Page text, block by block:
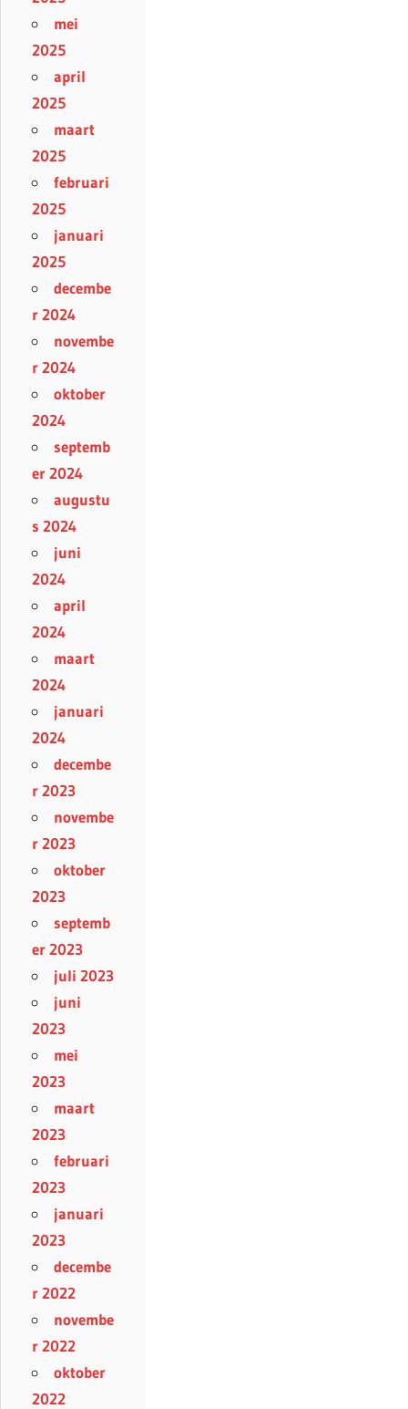
mei
2025
april
2025
maart
2025
februari
2025
januari
2025
decembe
r 2024
novembe
r 2024
oktober
2024
septemb
er 2024
augustu
s 2024
juni
2024
april
2024
maart
2024
januari
2024
decembe
r 2023
novembe
r 2023
oktober
2023
septemb
er 2023
juli 2023
juni
2023
mei
2023
maart
2023
februari
2023
januari
2023
decembe
r 2022
novembe
r 2022
oktober
2022